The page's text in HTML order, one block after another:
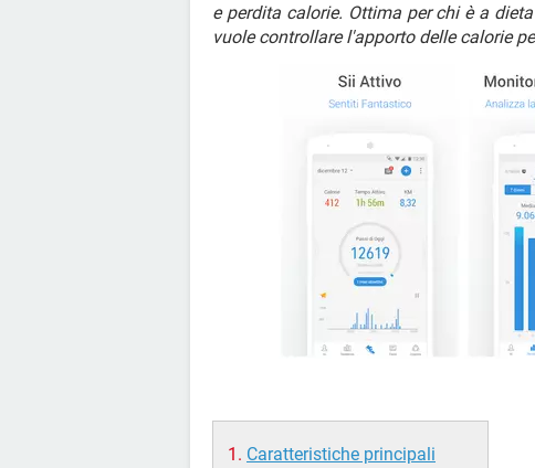
e perdita calorie. Ottima per chi è a
vuole controllare l'apporto delle calorie
Caratteristiche principali